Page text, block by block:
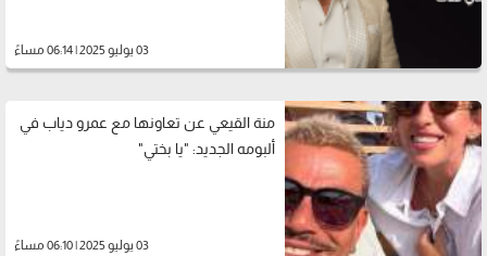
03 يوليو 2025 | 06:14 مساءً
منة القيعي عن تعاونها مع عمرو دياب في
ألبومه الجديد: "يا بختي"
03 يوليو 2025 | 06:10 مساءً